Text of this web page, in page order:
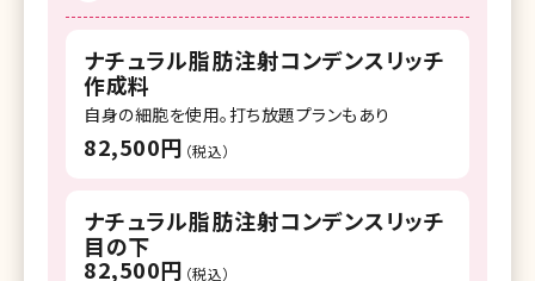
ナチュラル脂肪注射コンデンスリッチ
作成料
自身の細胞を使用。打ち放題プランもあり
82,500円 （税込）
ナチュラル脂肪注射コンデンスリッチ
目の下
82,500円 （税込）